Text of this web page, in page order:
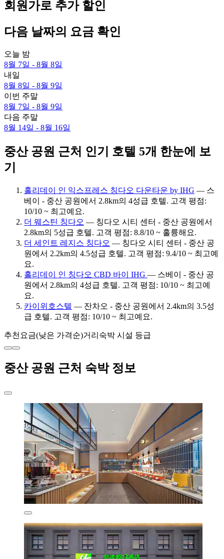
회원가로 추가 할인
다음 날짜의 요금 확인
오늘 밤
8월 7일 - 8월 8일
내일
8월 8일 - 8월 9일
이번 주말
8월 7일 - 8월 9일
다음 주말
8월 14일 - 8월 16일
중산 공원 근처 인기 호텔 5개 한눈에 보
기
홀리데이 인 익스프레스 칭다오 다운타운 by IHG — 스
베이 - 중산 공원에서 2.8km의 4성급 호텔. 고객 평점:
10/10 ~ 최고예요.
더 웨스틴 칭다오 — 칭다오 시티 센터 - 중산 공원에서
2.8km의 5성급 호텔. 고객 평점: 8.8/10 ~ 훌륭해요.
더 세인트 레지스 칭다오 — 칭다오 시티 센터 - 중산 공
원에서 2.2km의 4.5성급 호텔. 고객 평점: 9.4/10 ~ 최고예
요.
홀리데이 인 칭다오 CBD 바이 IHG — 스베이 - 중산 공
원에서 2.8km의 4성급 호텔. 고객 평점: 10/10 ~ 최고예
요.
카이위호스텔 — 잔차오 - 중산 공원에서 2.4km의 3.5성
급 호텔. 고객 평점: 10/10 ~ 최고예요.
추천 요금(낮은 가격순)거리 숙박 시설 등급
중산 공원 근처 숙박 정보